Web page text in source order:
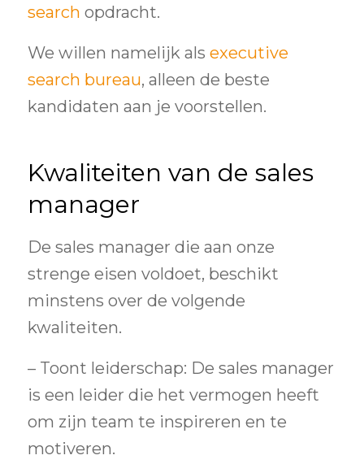
search opdracht.
We willen namelijk als executive
search bureau, alleen de beste
kandidaten aan je voorstellen.
Kwaliteiten van de sales
manager
De sales manager die aan onze
strenge eisen voldoet, beschikt
minstens over de volgende
kwaliteiten.
– Toont leiderschap: De sales manager
is een leider die het vermogen heeft
om zijn team te inspireren en te
motiveren.